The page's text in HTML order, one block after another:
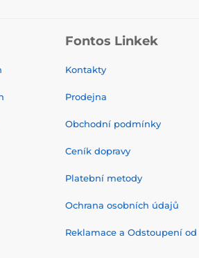
Fontos Linkek
Kontakty
Prodejna
Obchodní podmínky
Ceník dopravy
Platební metody
Ochrana osobních údajů
Reklamace a Odstoupení